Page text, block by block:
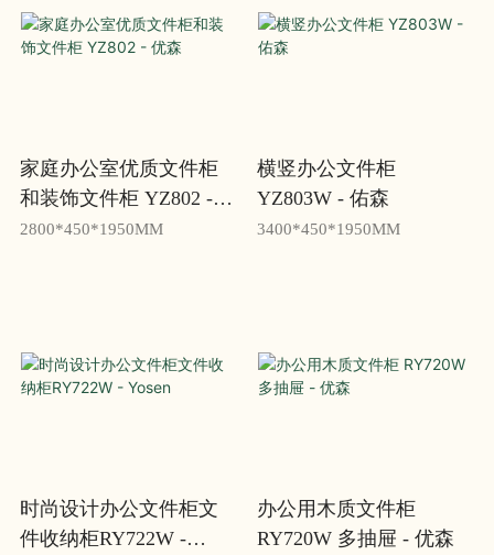
家庭办公室优质文件柜
和装饰文件柜 YZ802 -
优森
2800*450*1950MM
横竖办公文件柜
YZ803W - 佑森
3400*450*1950MM
时尚设计办公文件柜文
件收纳柜RY722W -
办公用木质文件柜
RY720W 多抽屉 - 优森